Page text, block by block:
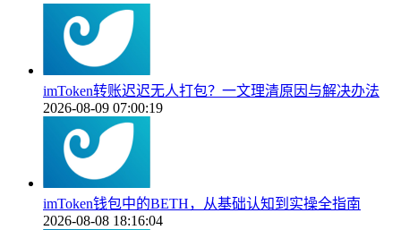
imToken转账迟迟无人打包？一文理清原因与解决办法
2026-08-09 07:00:19
imToken钱包中的BETH，从基础认知到实操全指南
2026-08-08 18:16:04